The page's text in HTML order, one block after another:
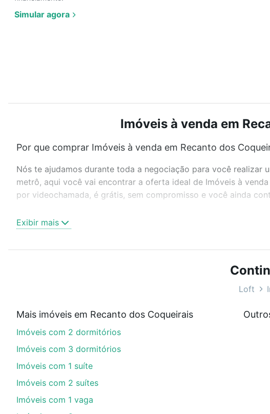
Simular agora
Imóveis à venda em
Por que comprar Imóveis à venda em Recanto dos
Nós te ajudamos durante toda a negociação para você realizar
metrô, aqui você vai encontrar a oferta ideal de Imóveis à
por videochamada, é grátis, sem compromisso e você ainda
ou sem vaga de garagem para combinar perfeitamente com o
Imóveis à venda em Recanto dos Coqueirais, Taubaté, SP ideal
Qual o preço de Imóveis à venda em Recanto dos
Aqui na Loft temos a oferta ideal para você, com Imóveis à
financiamento imobiliário as parcelas podem se adequar ao
portal quanto custa comprar um apartamento
Exibir mais
Loft
Mais imóveis em Recanto dos Coqueirais
Imóveis com 2 dormitórios
Imóveis com 3 dormitórios
Imóveis com 1 suíte
Imóveis com 2 suítes
Imóveis com 1 vaga